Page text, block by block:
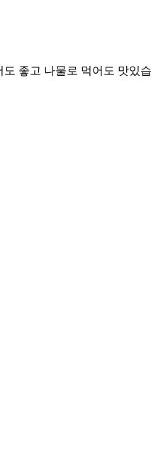
좋고 나물로 먹어도 맛있습